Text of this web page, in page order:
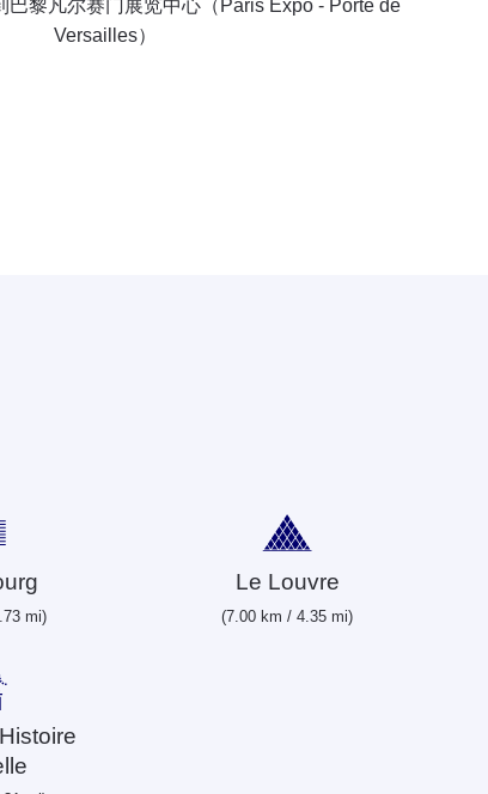
巴黎凡尔赛门展览中心（Paris Expo - Porte de
Versailles）
mi)
Le Louvre
(7.00 km / 4.35 mi)